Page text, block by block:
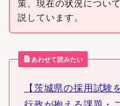
策、現在の状況につい
説しています。
あわせて読みたい
【茨城県の採用試験